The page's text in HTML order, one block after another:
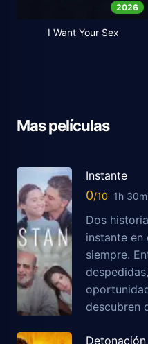
2026
I Want Your Sex
Mas películas
Instante
0 1h
Dos
instante en
siempre.
descubren
Detonación